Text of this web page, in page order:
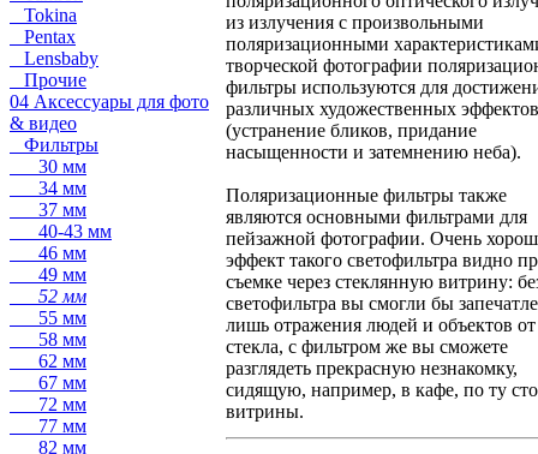
Tokina
Pentax
Lensbaby
Прочие
04 Аксессуары для фото
& видео
Фильтры
30 мм
34 мм
37 мм
40-43 мм
46 мм
49 мм
52 мм
55 мм
58 мм
62 мм
67 мм
72 мм
77 мм
82 мм
из излучения с произвольными
поляризационными
творческой фотографии
фильтры используются для
различных художественных эффектов
(устранение бликов, придание
насыщенности и затемнению неба).
Поляризационные фильтры также
являются основными фильтрами для
пейзажной фотографии. Очень
эффект такого светофильтра видно
съемке через стеклянную витрину:
светофильтра вы смогли бы
лишь отражения людей и объектов от
стекла, с фильтром же вы сможете
разглядеть прекрасную незнакомку,
сидящую, например, в кафе, по ту
витрины.